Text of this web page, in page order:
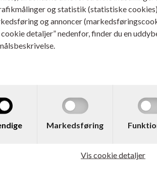
og statistik (statistiske
og annoncer
cookie detaljer” nedenfor, finder du en
Markedsføring
Vis cookie detaljer
305XL Blækpatron
200 sider
DKK
HP
240 sider
Læs